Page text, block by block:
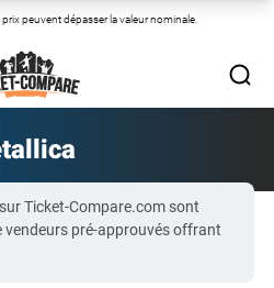
peuvent dépasser la valeur nominale.
Ticket-Compare.com sont
pré-approuvés offrant